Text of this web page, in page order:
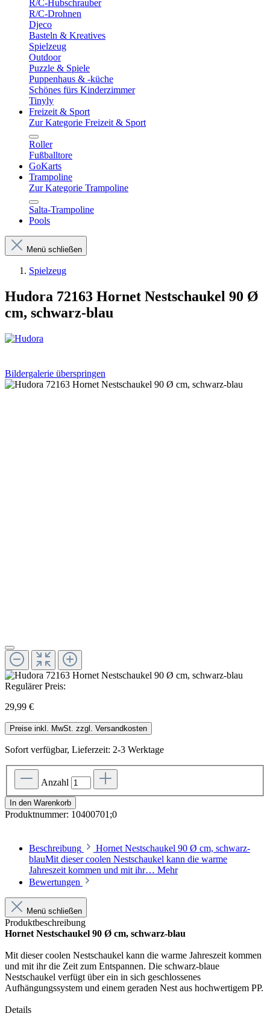
R/C-Hubschrauber
R/C-Drohnen
Djeco
Basteln & Kreatives
Spielzeug
Outdoor
Puzzle & Spiele
Puppenhaus & -küche
Schönes fürs Kinderzimmer
Tinyly
Freizeit & Sport
Zur Kategorie Freizeit & Sport
Roller
Fußballtore
GoKarts
Trampoline
Zur Kategorie Trampoline
Salta-Trampoline
Pools
Menü schließen
Spielzeug
Hudora 72163 Hornet Nestschaukel 90 Ø
cm, schwarz-blau
Bildergalerie überspringen
Regulärer Preis:
29,99 €
Preise inkl. MwSt. zzgl. Versandkosten
Sofort verfügbar, Lieferzeit: 2-3 Werktage
Anzahl
In den Warenkorb
Produktnummer: 10400701;0
Beschreibung
Hornet Nestschaukel 90 Ø cm, schwarz-
blauMit dieser coolen Nestschaukel kann die warme
Jahreszeit kommen und mit ihr… Mehr
Bewertungen
Menü schließen
Produktbeschreibung
Hornet Nestschaukel 90 Ø cm, schwarz-blau
Mit dieser coolen Nestschaukel kann die warme Jahreszeit kommen
und mit ihr die Zeit zum Entspannen. Die schwarz-blaue
Nestschaukel verfügt über ein in sich geschlossenes
Aufhängungssystem und einem geraden Nest aus hochwertigem PP.
Details